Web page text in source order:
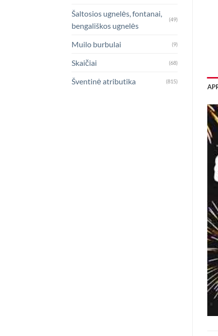
Šaltosios ugnelės, fontanai,
bengališkos ugnelės
(49)
Muilo burbulai (9)
Skaičiai (68)
Šventinė atributika (815)